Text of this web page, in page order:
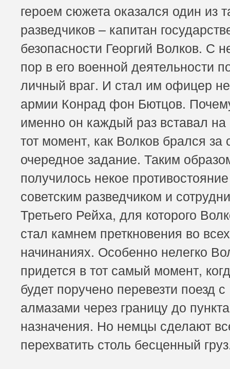
героем сюжета оказался один из
разведчиков – капитан
безопасности Георгий Волков. С
пор в его военной деятельности
личный враг. И стал им офицер
армии Конрад фон Бютцов.
именно он каждый раз вставал на
тот момент, как Волков брался за
очередное задание. Таким
получилось некое
советским разведчиком и
Третьего Рейха, для которого
стал камнем преткновения во
начинаниях. Особенно нелегко
придется в тот самый момент,
будет поручено перевезти поезд с
алмазами через границу до пункта
назначения. Но немцы сделают
перехватить столь бесценный